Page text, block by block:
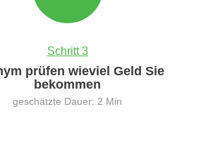
Schritt 3
prüfen wieviel Geld Sie
bekommen
geschätzte Dauer: 2 Min